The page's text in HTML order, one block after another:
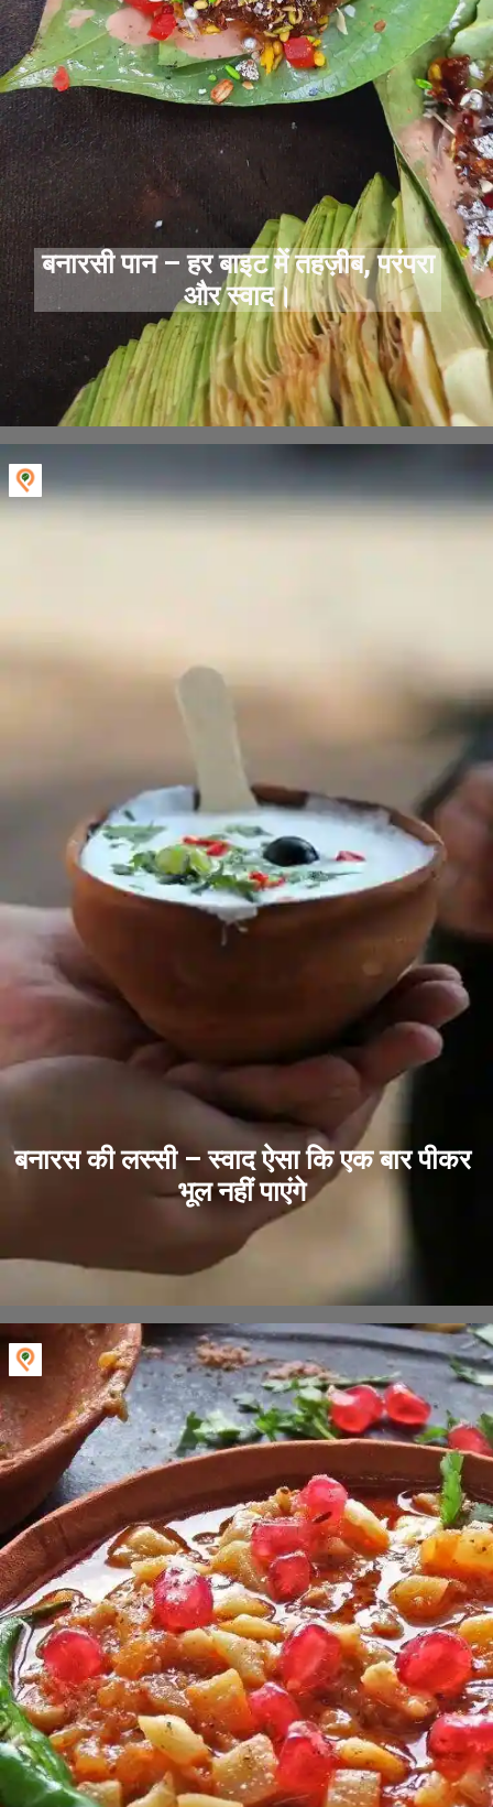
बनारसी पान – हर बाइट में तहज़ीब, परंपरा
और स्वाद।
बनारस की लस्सी – स्वाद ऐसा कि एक बार पीकर
भूल नहीं पाएंगे